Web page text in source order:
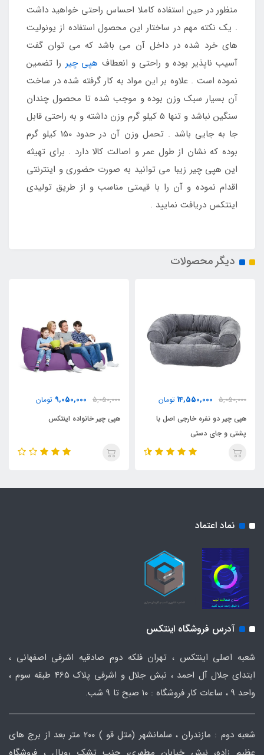
منظور در حین استفاده کاملا احساس راحتی خواهید داشت
. یک نکته مهم در ساختار این محصول استفاده از یونولیت
های خرد شده در داخل آن می باشد که می توان گفت
آسیب ناپذیر بوده و راحتی و انعطاف هپی چیر را تضمین
نموده است . علاوه بر این مواد به کار گرفته شده در ساخت
آن بسیار سبک وزن بوده و موجب شده تا محصول چندان
سنگین نباشد و تنها 5 کیلو گرم وزن داشته و به راحتی قابل
جا به جایی باشد . تحمل وزن آن در حدود 150 کیلو گرم
بوده که نشان از طول عمر و اصالت کالا دارد . برای تهیثه
این هپی چیر زیبا می توانید به صورت حضوری و اینترنتی
اقدام نموده و آن را با قیمتی مناسب و از طریق تولیدی
اینتکس دریافت نمایید .
دیگر محصولات
5,050,000
14,550,000 تومان
هپی چیر دو نفره خارجی اصل با
پشتی و جای دستی
5,050,000
9,050,000 تومان
هپی چیر خانواده اینتکس
نماد اعتماد
آدرس فروشگاه اینتکس
شعبه اصلی اینتکس ، تهران فلکه دوم صادقیه اشرفی اصفهانی ،
ابتدای جلال آل احمد ، نبش جلال و اشرفی پلاک 465 طبقه سوم ،
واحد ۹ ، ساعات کار فروشگاه : ۱۰ صبح تا ۹ شب.
شعبه دوم : مازندران ، سلمانشهر (متل قو ) ۲۰۰ متر بعد از برج های